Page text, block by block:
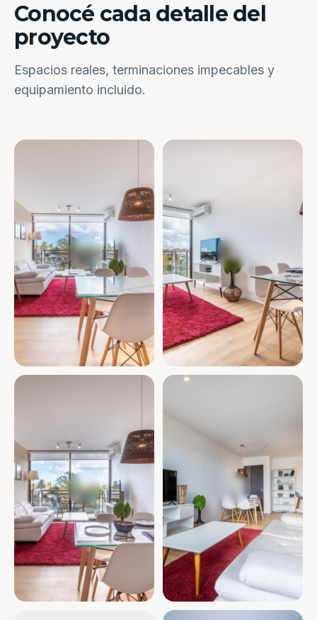
Conocé cada detalle del
proyecto
Espacios reales, terminaciones impecables y
equipamiento incluido.